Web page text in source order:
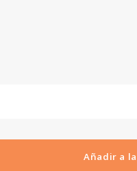
Añadir a